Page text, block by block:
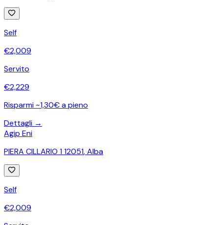
Self
€2,009
Servito
€2,229
Risparmi ~1,30€ a pieno
Dettagli →
Agip Eni
PIERA CILLARIO 1 12051,Alba
Self
€2,009